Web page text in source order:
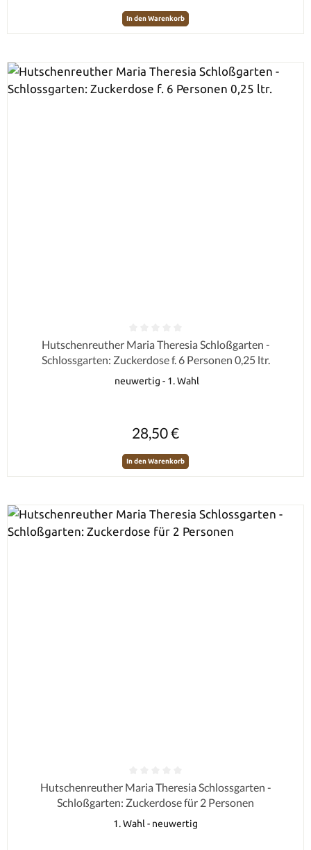
In den Warenkorb
Durchschnittliche Bewertung von 0 von 5 Sternen
Hutschenreuther Maria Theresia Schloßgarten -
Schlossgarten: Zuckerdose f. 6 Personen 0,25 ltr.
neuwertig - 1. Wahl
28,50 €
In den Warenkorb
Durchschnittliche Bewertung von 0 von 5 Sternen
Hutschenreuther Maria Theresia Schlossgarten -
Schloßgarten: Zuckerdose für 2 Personen
1. Wahl - neuwertig